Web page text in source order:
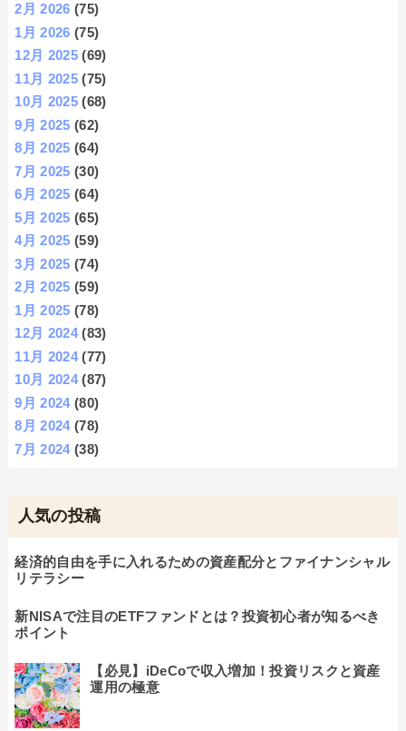
2月 2026 (75)
1月 2026 (75)
12月 2025 (69)
11月 2025 (75)
10月 2025 (68)
9月 2025 (62)
8月 2025 (64)
7月 2025 (30)
6月 2025 (64)
5月 2025 (65)
4月 2025 (59)
3月 2025 (74)
2月 2025 (59)
1月 2025 (78)
12月 2024(83)
11月 2024(77)
10月 2024(87)
9月 2024(80)
8月 2024(78)
7月 2024(38)
人気の投稿
経済的自由を手に入れるための資産配分とファイナンシャル
リテラシー
新NISAで注目のETFファンドとは？投資初心者が知るべき
ポイント
【必見】iDeCoで収入増加！投資リスクと資産
運用の極意